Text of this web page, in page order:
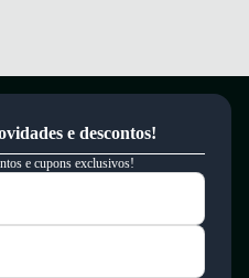
e descontos!
e cupons exclusivos!